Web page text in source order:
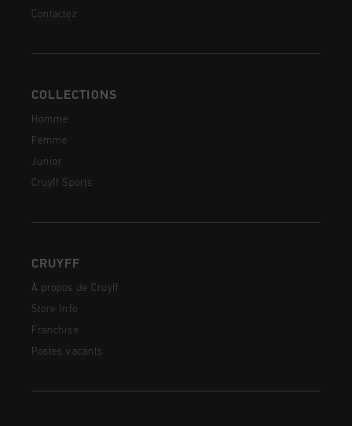
Contactez
COLLECTIONS
Homme
Femme
Junior
Cruyff Sports
CRUYFF
À propos de Cruyff
Store Info
Franchise
Postes vacants